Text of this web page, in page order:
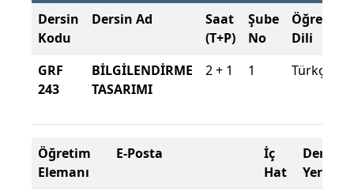
Dersin
Kodu
Dersin Ad
Saat
(T+P)
Şube
No
Öğretim
Dili
GRF
243
BİLGİLENDİRME
TASARIMI
2 + 1 1 Türkçe
Öğretim
Elemanı
E-Posta
İç
Hat
Ders
Yeri